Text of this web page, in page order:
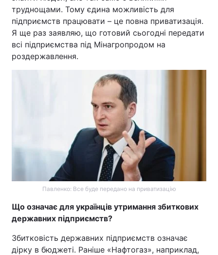
труднощами. Тому єдина можливість для
підприємств працювати – це повна приватизація.
Я ще раз заявляю, що готовий сьогодні передати
всі підприємства під Мінагропродом на
роздержавлення.
Павленко: Все буде передано на приватизацію
Що означає для українців утримання збиткових
державних підприємств?
Збитковість державних підприємств означає
дірку в бюджеті. Раніше «Нафтогаз», наприклад,